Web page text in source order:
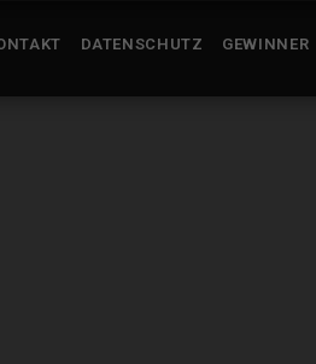
DATENSCHUTZ GEWINNER